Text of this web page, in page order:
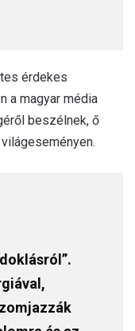
érdekes
a magyar média
beszélnek, ő